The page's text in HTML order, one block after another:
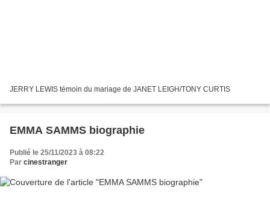
JERRY LEWIS témoin du mariage de JANET LEIGH/TONY CURTIS
EMMA SAMMS biographie
Publié le 25/11/2023 à 08:22
Par cinestranger